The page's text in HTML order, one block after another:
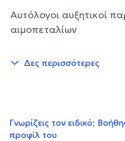
Αυτόλογοι αυξητικοί
αιμοπεταλίων
Δες περισσότερες
Γνωρίζεις τον ειδικό;
προφίλ του